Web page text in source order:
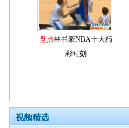
盘点林书豪NBA十大精
彩时刻
视频精选